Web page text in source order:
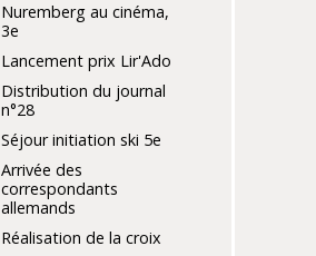
Nuremberg au cinéma,
3e
Lancement prix Lir'Ado
Distribution du journal
n°28
Séjour initiation ski 5e
Arrivée des
correspondants
allemands
Réalisation de la croix